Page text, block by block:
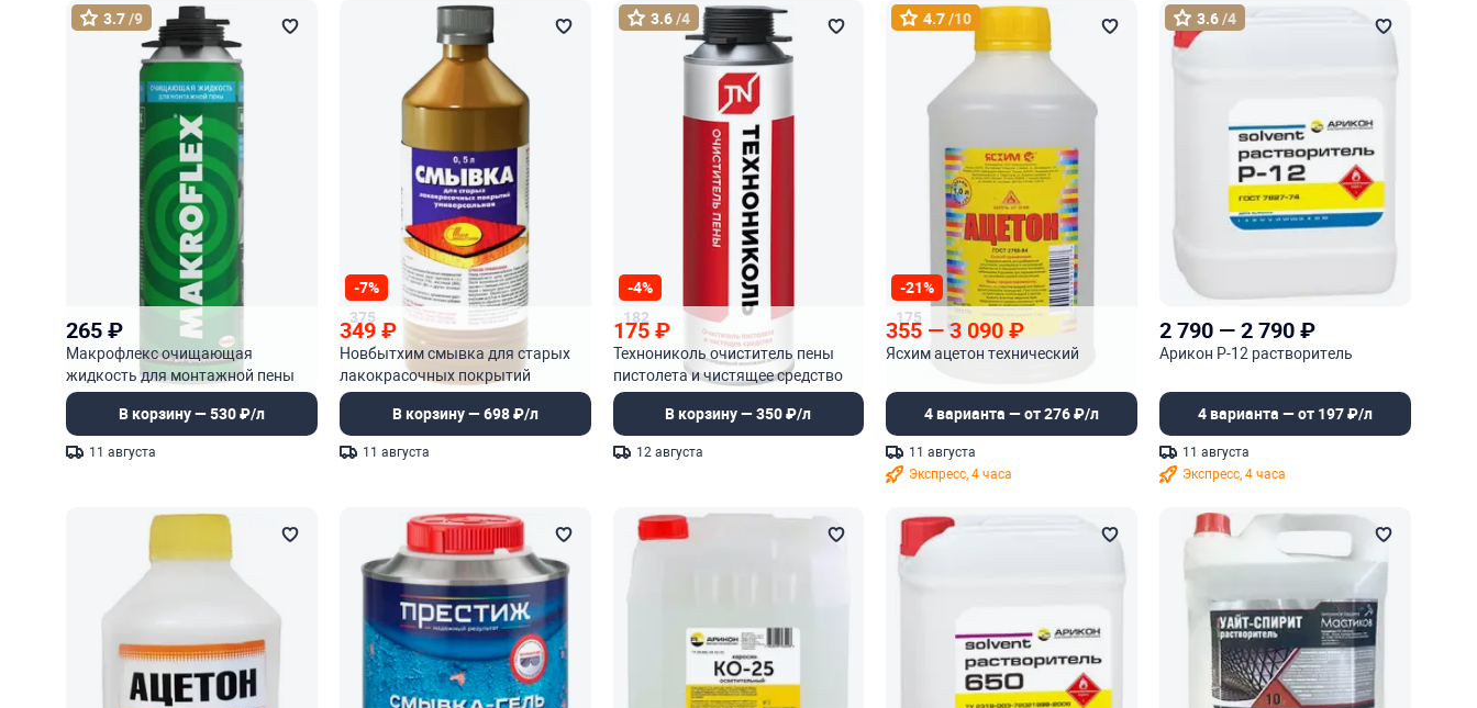
3.7/9
265₽
Макрофлекс очищающая
жидкость для монтажной пены
В корзину — 530 ₽/л
11 августа
-7%
375
349₽
Новбытхим смывка для старых
лакокрасочных покрытий
универсальная
В корзину — 698 ₽/л
11 августа
3.6/4
-4%
182
175 ₽
Технониколь очиститель пены
пистолета и чистящее средство
В корзину — 350 ₽/л
12 августа
4.7/10
-21%
175
355 —3 090₽
Ясхим ацетон технический
4 варианта — от 276 ₽/л
11 августа
Экспресс, 4 часа
3.6/4
2 790 —2 790₽
Арикон Р-12 растворитель
4 варианта — от 197 ₽/л
11 августа
Экспресс, 4 часа